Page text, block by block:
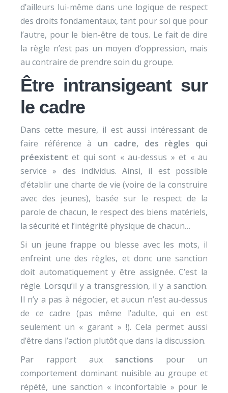
d’ailleurs lui-même dans une logique de respect
des droits fondamentaux, tant pour soi que pour
l’autre, pour le bien-être de tous. Le fait de dire
la règle n’est pas un moyen d’oppression, mais
au contraire de prendre soin du groupe.
Être intransigeant sur
le cadre
Dans cette mesure, il est aussi intéressant de
faire référence à un cadre, des règles qui
préexistent et qui sont « au-dessus » et « au
service » des individus. Ainsi, il est possible
d’établir une charte de vie (voire de la construire
avec des jeunes), basée sur le respect de la
parole de chacun, le respect des biens matériels,
la sécurité et l’intégrité physique de chacun…
Si un jeune frappe ou blesse avec les mots, il
enfreint une des règles, et donc une sanction
doit automatiquement y être assignée. C’est la
règle. Lorsqu’il y a transgression, il y a sanction.
Il n’y a pas à négocier, et aucun n’est au-dessus
de ce cadre (pas même l’adulte, qui en est
seulement un « garant » !). Cela permet aussi
d’être dans l’action plutôt que dans la discussion.
Par rapport aux sanctions pour un
comportement dominant nuisible au groupe et
répété, une sanction « inconfortable » pour le